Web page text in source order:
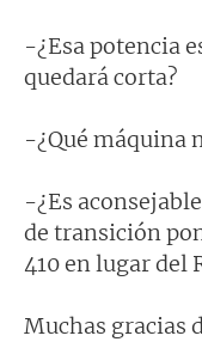
-¿Esa potencia
quedará corta?
-¿Qué máquina
-¿Es
de transición
410 en lugar del
Muchas gracias